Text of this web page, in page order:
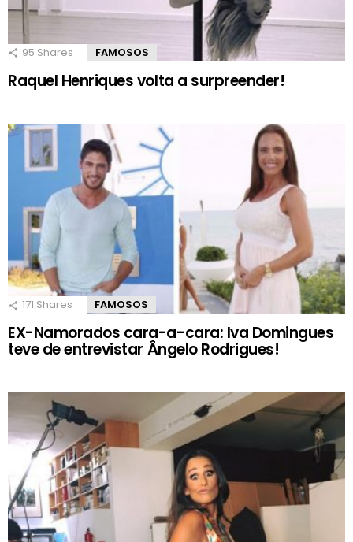
95 Shares FAMOSOS
Raquel Henriques volta a surpreender!
171 Shares FAMOSOS
EX-Namorados cara-a-cara: Iva Domingues
teve de entrevistar Ângelo Rodrigues!